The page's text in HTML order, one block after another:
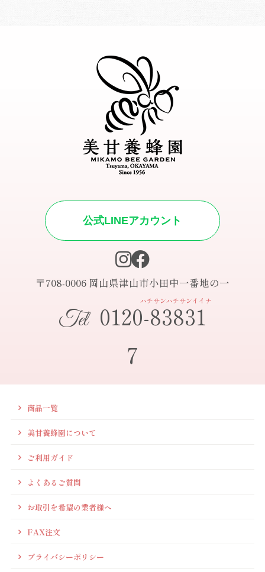
公式LINEアカウント
〒708-0006 岡山県津山市小田中一番地の一
ハチサンハチサンイイナ
Tel 0120-83831
7
商品一覧
美甘養蜂園について
ご利用ガイド
よくあるご質問
お取引を希望の業者様へ
FAX注文
プライバシーポリシー